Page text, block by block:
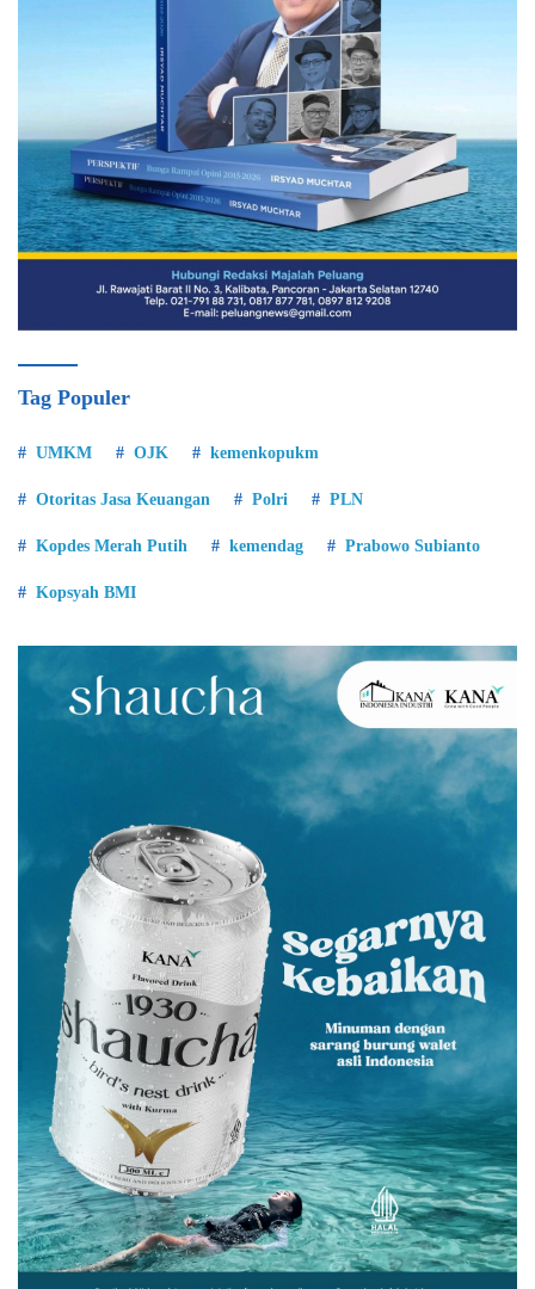
Tag Populer
UMKM OJK kemenkopukm
Otoritas Jasa Keuangan Polri PLN
Kopdes Merah Putih kemendag Prabowo Subianto
Kopsyah BMI